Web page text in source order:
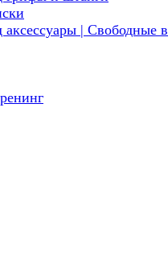
аксессуары | Свободные